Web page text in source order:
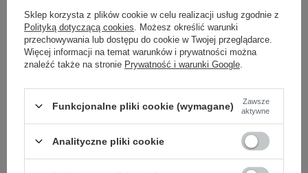
ciemny brązowy
ZALOGUJ SIĘ I ZOBACZ CENĘ
Masz pytanie? Chętnie pomożemy.
Zadzwoń+48 601 547 740 Zadaj pytanie
Hurtownia Czarna mini sukienka dresowa z haftem
Sklep korzysta z plików cookie w celu realizacji usług zgodnie z
Polityką dotyczącą cookies . Możesz określić warunki
przechowywania lub dostępu do cookie w Twojej przeglądarce.
Więcej informacji na temat warunków i prywatności można
znaleźć także na stronie Prywatność i warunki Google
Funkcjonalne pliki cookie (wymagane)
Zawsze
aktywne
Analityczne pliki cookie